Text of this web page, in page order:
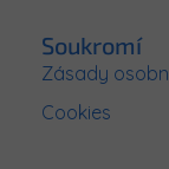
Soukromí
Zásady
Cookies